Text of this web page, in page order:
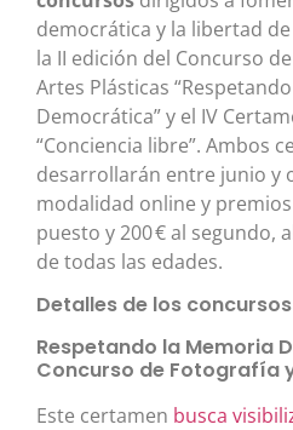
democrática y la libertad
la II edición del Concurso
Artes Plásticas
Democrática” y el IV
“Conciencia libre”. Ambos
desarrollarán entre junio y
modalidad online y
puesto y 200 € al segundo,
de todas las edades.
Detalles de los concursos
Respetando la Memoria
Concurso de Fotografía
Este certamen busca